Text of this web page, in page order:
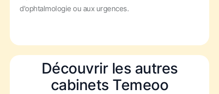
d'ophtalmologie ou aux urgences.
Découvrir les autres
cabinets Temeoo